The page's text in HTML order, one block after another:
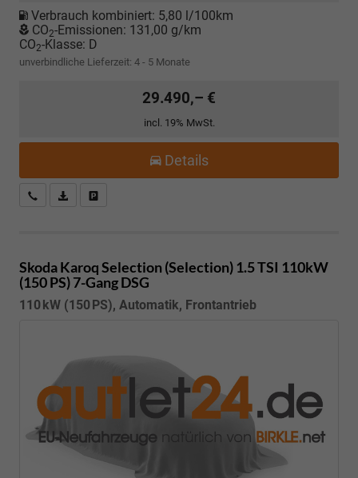
Verbrauch kombiniert: 5,80 l/100km
CO2-Emissionen: 131,00 g/km
CO2-Klasse: D
unverbindliche Lieferzeit: 4 - 5 Monate
29.490,– €
incl. 19% MwSt.
Details
Kostenloser Rückruf-Service
PDF-Datei, Fahrzeugexposé drucken
Skoda KaroqSelection (Selection) 1.5 TSI 110kW
(150 PS) 7-Gang DSG
110 kW (150 PS), Automatik, Frontantrieb